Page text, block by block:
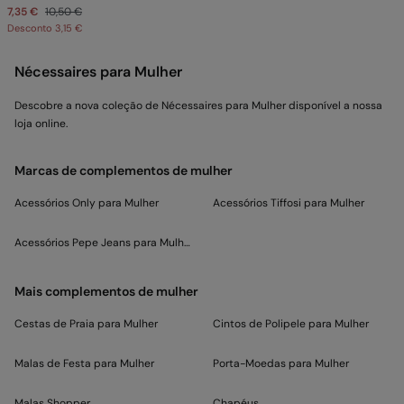
7,35 € 10,50 €
Desconto 3,15 €
Nécessaires para Mulher
Descobre a nova coleção de Nécessaires para Mulher disponível a nossa
loja online.
Marcas de complementos de mulher
Acessórios Only para Mulher
Acessórios Pepe Jeans para Mulher
Acessórios Tiffosi para Mulher
Mais complementos de mulher
Cestas de Praia para Mulher
Malas de Festa para Mulher
Cintos de Polipele para Mulher
Porta-Moedas para Mulher